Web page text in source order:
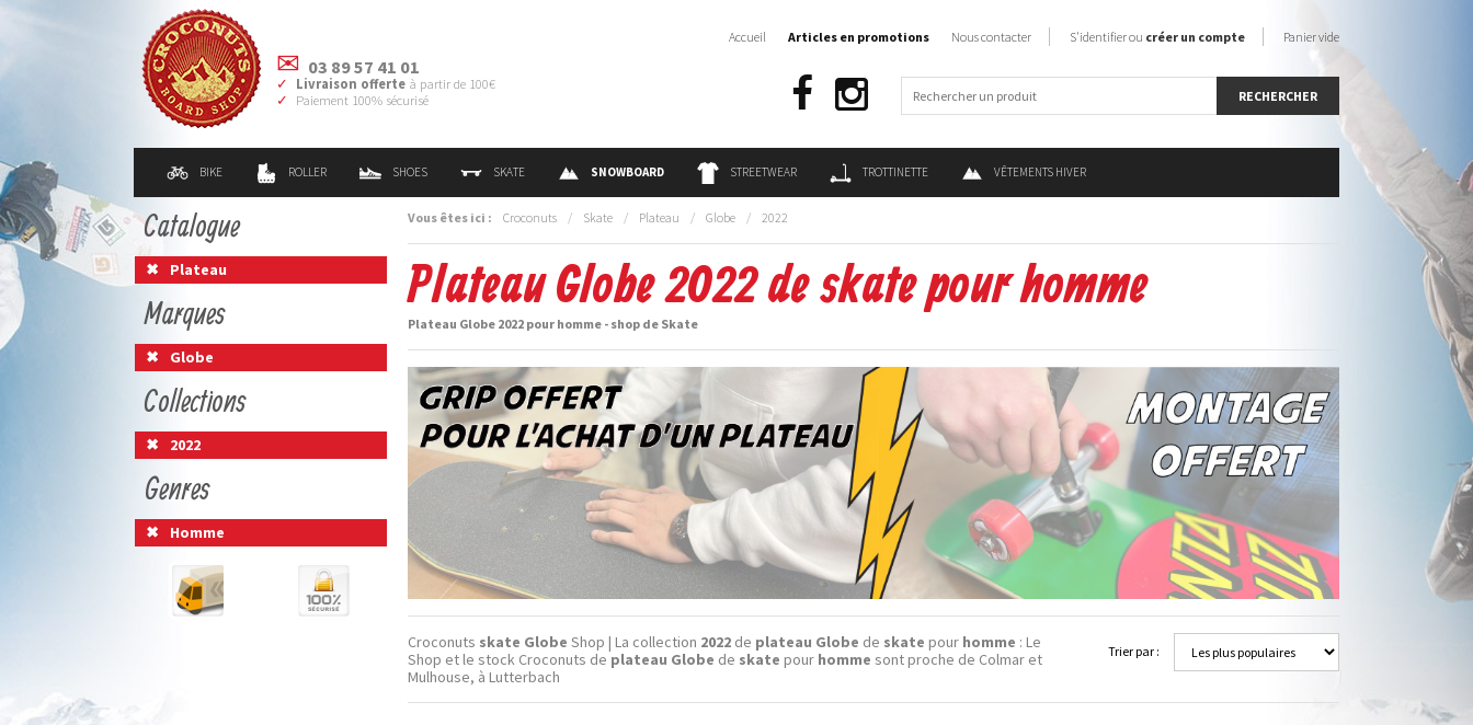
03 89 57 41 01
Livraison offerte à partir de 100€
Paiement 100% sécurisé
BIKE ROLLER SHOES SKATE SNOWBOARD STREETWEAR TROTTINETTE VÊTEMENTS HIVER
Accueil Articles en promotions Nous contacter S'identifier ou créer un compte Panier vide
Vous êtes ici : Croconuts / Skate / Plateau / Globe / 2022
Plateau Globe 2022 de skate pour homme
Plateau Globe 2022 pour homme - shop de Skate
Trier par :
Croconuts skate Globe Shop | La collection 2022 de plateau Globe de skate pour homme : Le
Shop et le stock Croconuts de plateau Globe de skate pour homme sont proche de Colmar et
Mulhouse, à Lutterbach
Catalogue
Plateau
Marques
Globe
Collections
2022
Genres
Homme